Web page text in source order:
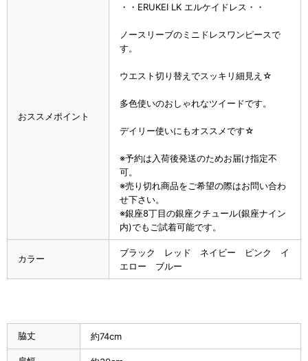
おススメポイント
・・ERUKEI LK エルケイドレス・・
ノースリーブのミニドレスワンピースで
す。
ウエスト切り替えでスッキリ細見え☆
多色使いのおしゃれなツイードです。
デイリー使いにもオススメです☆
※予約は入荷後発送のためお届け指定不
可。
※売り切れ商品をご希望の際はお問い合わ
せ下さい。
※銀座8丁目の銀座クチュール(銀座ナイン
内)でもご試着可能です。
カラー
ブラック レッド ネイビー ピンク イ
エロー ブルー
脇丈 約74cm